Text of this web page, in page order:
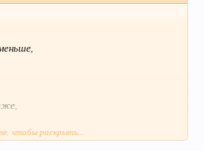
чтобы раскрыть...